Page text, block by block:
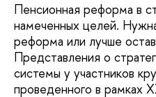
Пенсионная реформа в
намеченных целей.
реформа или лучше
Представления о
системы у участников
проведенного в рамках